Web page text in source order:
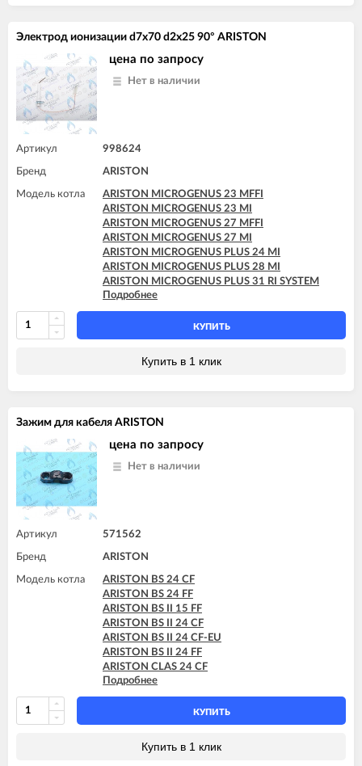
Электрод ионизации d7x70 d2x25 90° ARISTON
цена по запросу
Нет в наличии
Артикул 998624
Бренд ARISTON
Модель котла
ARISTON MICROGENUS 23 MFFI
ARISTON MICROGENUS 23 MI
ARISTON MICROGENUS 27 MFFI
ARISTON MICROGENUS 27 MI
ARISTON MICROGENUS PLUS 24 MI
ARISTON MICROGENUS PLUS 28 MI
ARISTON MICROGENUS PLUS 31 RI SYSTEM
ARISTON MICROGENUS PLUS 31 RI SYSTEM
ARISTON MICROSYSTEM 21 RFFI
ARISTON MICROSYSTEM 28 RFFI
ARISTON T2 23 MI GPL
ARISTON TX 23 MFFI
Подробнее
КУПИТЬ
Купить в 1 клик
Зажим для кабеля ARISTON
цена по запросу
Нет в наличии
Артикул 571562
Бренд ARISTON
Модель котла
ARISTON BS 24 CF
ARISTON BS 24 FF
ARISTON BS II 15 FF
ARISTON BS II 24 CF
ARISTON BS II 24 CF-EU
ARISTON BS II 24 FF
ARISTON CLAS 24 CF
ARISTON CLAS 24 FF
ARISTON CLAS 28 FF
ARISTON CLAS B 24 CF
ARISTON CLAS B 24 FF
ARISTON CLAS B 30 FF
Подробнее
КУПИТЬ
Купить в 1 клик